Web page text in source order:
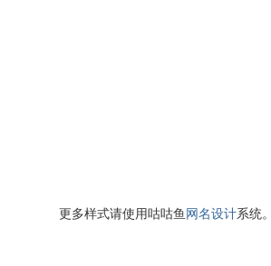
更多样式请使用咕咕鱼网名设计系统。